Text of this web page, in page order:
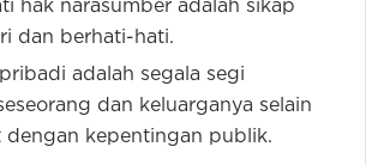
hak narasumber adalah sikap
dan berhati-hati.
adalah segala segi
dan keluarganya selain
dengan kepentingan publik.